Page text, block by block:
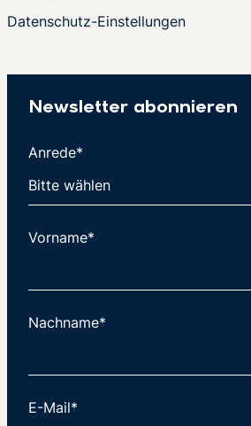
Datenschutz-Einstellungen
Newsletter abonnieren
Anrede*
Vorname*
Nachname*
E-Mail*